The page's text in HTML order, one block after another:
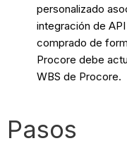
personalizado
integración de
comprado de
Procore debe
WBS de Procore.
Pasos